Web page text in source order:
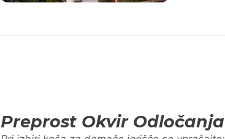
Preprost Okvir Odločanja